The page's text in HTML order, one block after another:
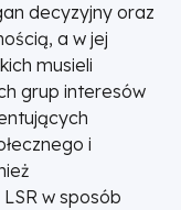
decyzyjny oraz
a w jej
musieli
grup interesów
i
w sposób